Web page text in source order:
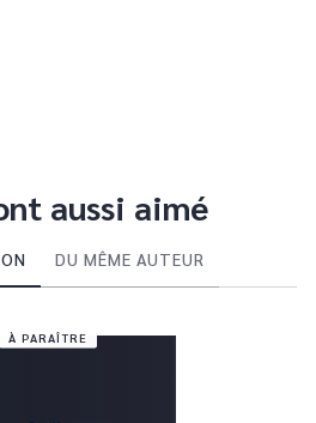
aussi aimé
DU MÊME AUTEUR
À PARAÎTRE